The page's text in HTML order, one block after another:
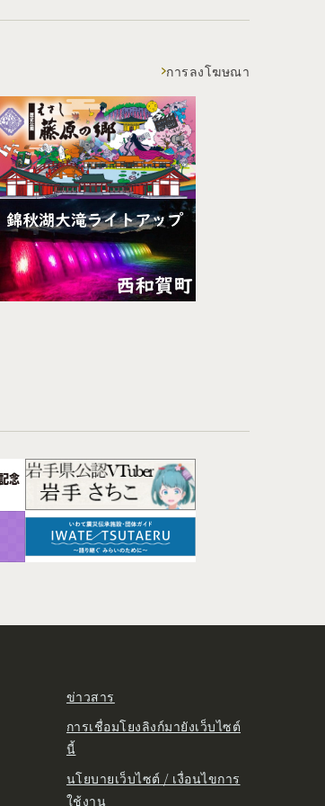
การลงโฆษณา
ข่าวสาร
การเชื่อมโยงลิงก์มายังเว็บไซต์
นี้
นโยบายเว็บไซต์ / เงื่อนไขการ
ใช้งาน